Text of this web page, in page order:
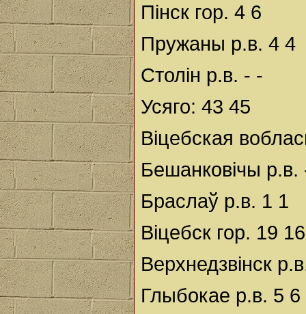
Пінск гор. 4 6
Пружаны р.в. 4 4
Столін р.в. - -
Усяго: 43 45
Віцебская
Бешанковічы р.в.
Браслаў р.в. 1 1
Віцебск гор. 19 16
Верхнедзвінск
Глыбокае р.в. 5 6